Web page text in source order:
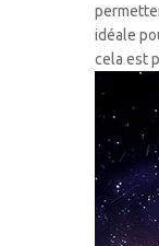
idéale
cela est